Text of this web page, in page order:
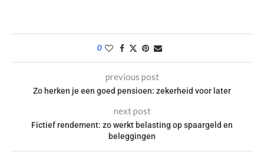
0
previous post
Zo herken je een goed pensioen: zekerheid voor later
next post
Fictief rendement: zo werkt belasting op spaargeld en
beleggingen